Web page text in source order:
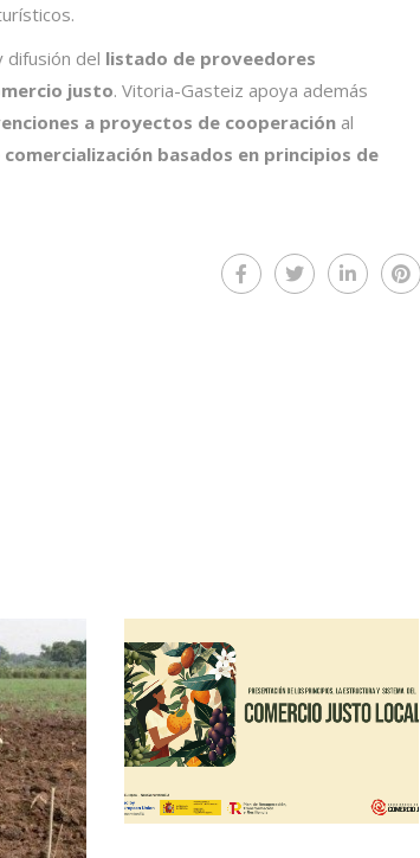
difusión del listado de proveedores
justo. Vitoria-Gasteiz apoya además
a proyectos de cooperación al
basados en principios de